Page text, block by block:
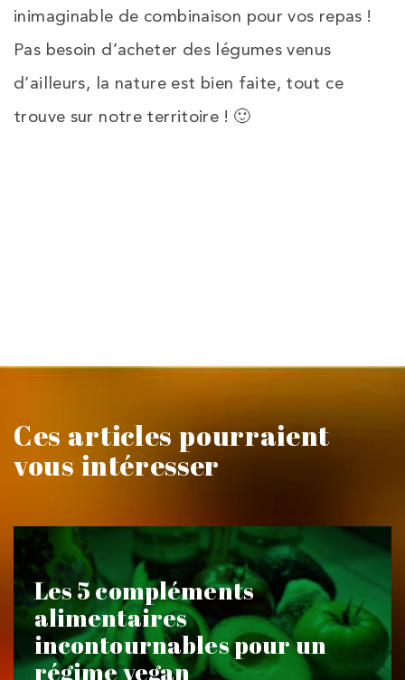
inimaginable de combinaison pour vos repas !
Pas besoin d’acheter des légumes venus
d’ailleurs, la nature est bien faite, tout ce
trouve sur notre territoire ! 🙂
Ces articles pourraient
vous intéresser
Les 5 compléments
alimentaires
incontournables pour un
régime vegan